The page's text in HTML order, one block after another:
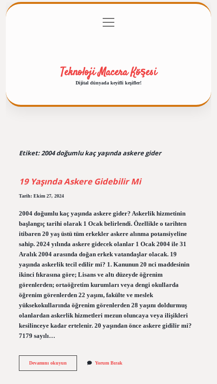
Gizlilik Politikası
menüyü
aç
Teknoloji Macera Köşesi
Dijital dünyada keyifli keşifler!
Etiket:2004 doğumlu kaç yaşında askere gider
19 Yaşında Askere Gidebilir Mi
Tarih: Ekim 27, 2024
2004 doğumlu kaç yaşında askere gider? Askerlik hizmetinin
başlangıç ​​tarihi olarak 1 Ocak belirlendi. Özellikle o tarihten
itibaren 20 yaş üstü tüm erkekler askere alınma potansiyeline
sahip. 2024 yılında askere gidecek olanlar 1 Ocak 2004 ile 31
Aralık 2004 arasında doğan erkek vatandaşlar olacak. 19
yaşında askerlik tecil edilir mi? 1. Kanunun 20 nci maddesinin
ikinci fıkrasına göre; Lisans ve altı düzeyde öğrenim
görenlerden; ortaöğretim kurumları veya dengi okullarda
öğrenim görenlerden 22 yaşını, fakülte ve meslek
yüksekokullarında öğrenim görenlerden 28 yaşını doldurmuş
olanlardan askerlik hizmetleri mezun oluncaya veya ilişikleri
kesilinceye kadar ertelenir. 20 yaşından önce askere gidilir mi?
7179 sayılı…
Devamını okuyun19
Yorum Bırak